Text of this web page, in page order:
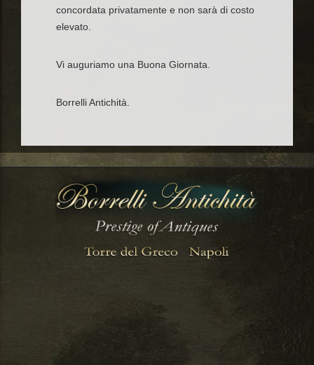
concordata privatamente e non sarà di costo
elevato.
Vi auguriamo una Buona Giornata.
Borrelli Antichità.